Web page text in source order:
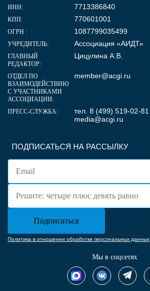
ПОДПИСАТЬСЯ НА РАССЫЛКУ
Политика в отношении обработки персональных данных
Мы в соцсетях
ИНН: 7713386840
КПП: 770601001
ОГРН : 1087799035499
УЧРЕДИТЕЛЬ: Ассоциация «АИДТ»
ГЛАВНЫЙ
РЕДАКТОР:
Цицулина А.В.
ОТДЕЛ ПО
ВЗАИМОДЕЙСТВИЮ
С УЧАСТНИКАМИ
АССОЦИАЦИИ:
member@acgi.ru
ПРЕСС-СЛУЖБА:
тел. 8 (499) 519-02-81
media@acgi.ru